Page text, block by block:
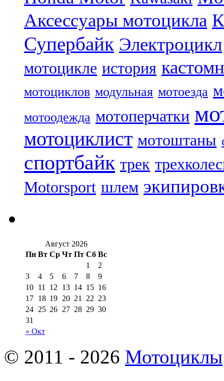
Аксессуары мотоцикла
Супербайк Электроцикл
мотоцикле история
мотоциклов модульная мотоезда
мотоодежда мотоперчатки
мотоциклист мотоштаны
спортбайк трек
Motorsport шлем
Август 2026
Пн Вт Ср Чт Пт Сб Вс
« Окт
1
2
3
4 5 6 7 8
9
10 11 12 13 14 15 16
17 18 19 20 21 22 23
24 25 26 27 28 29 30
31
© 2011 - 2026 Мотоциклы